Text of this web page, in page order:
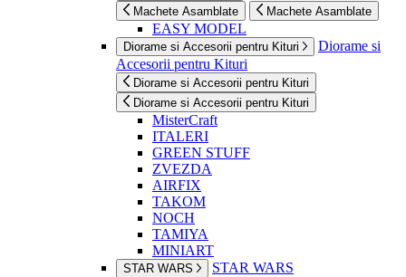
Machete Asamblate Machete Asamblate
EASY MODEL
Diorame si Accesorii pentru Kituri
Diorame si
Accesorii pentru Kituri
Diorame si Accesorii pentru Kituri
Diorame si Accesorii pentru Kituri
MisterCraft
ITALERI
GREEN STUFF
ZVEZDA
AIRFIX
TAKOM
NOCH
TAMIYA
MINIART
STAR WARS STAR WARS